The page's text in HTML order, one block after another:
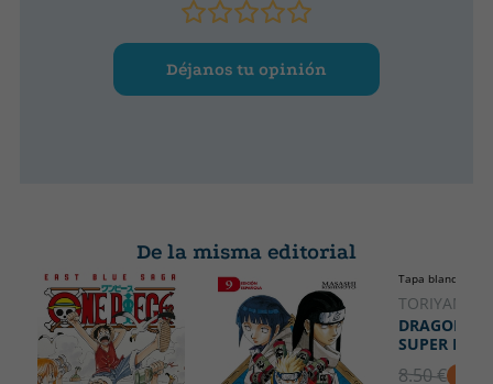
Déjanos tu opinión
De la misma editorial
Tapa blanda o
TORIYAMA,
DRAGON
SUPER Nº 15
8.50 €